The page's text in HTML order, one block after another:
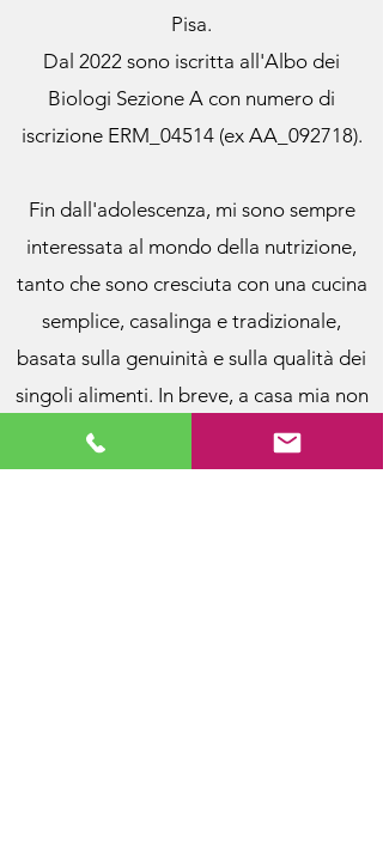
Pisa.
Dal 2022 sono iscritta all'Albo dei
Biologi Sezione A con numero di
iscrizione ERM_04514 (ex AA_092718).
Fin dall'adolescenza, mi sono sempre
interessata al mondo della nutrizione,
tanto che sono cresciuta con una cucina
semplice, casalinga e tradizionale,
basata sulla genuinità e sulla qualità dei
singoli alimenti. In breve, a casa mia non
è mai esistito un forno a microonde.
Negli anni l'interesse per l'alimentazione